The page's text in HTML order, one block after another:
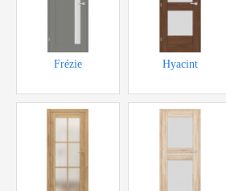
Frézie Hyacint